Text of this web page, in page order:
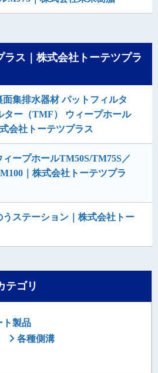
ラス｜株式会社トーテツプラ
集排水器材 パットフィルタ
ター（TMF） ウィープホール
会社トーテツプラス
ープホールTM50S/TM75S／
｜株式会社トーテツプラ
ステーション｜株式会社トー
テゴリ
ト製品
各種側溝